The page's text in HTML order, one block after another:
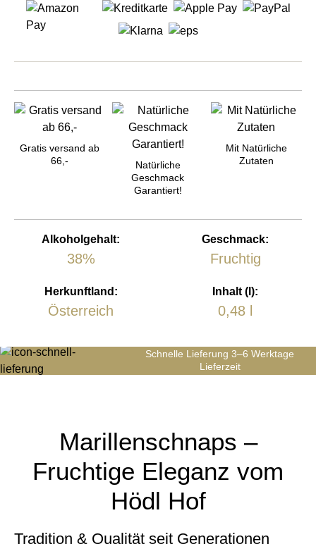
Gratis versand ab
66,-
Natürliche
Geschmack
Garantiert!
Mit Natürliche
Zutaten
Alkoholgehalt:
38%
Geschmack:
Fruchtig
Herkunftland:
Österreich
Inhalt (l):
0,48 l
Schnelle Lieferung 3–6 Werktage
Lieferzeit
Marillenschnaps –
Fruchtige Eleganz vom
Hödl Hof
Tradition & Qualität seit Generationen